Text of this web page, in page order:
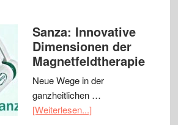
Sanza: Innovative
Dimensionen der
Magnetfeldtherapie
Neue Wege in der
ganzheitlichen …
[Weiterlesen...]